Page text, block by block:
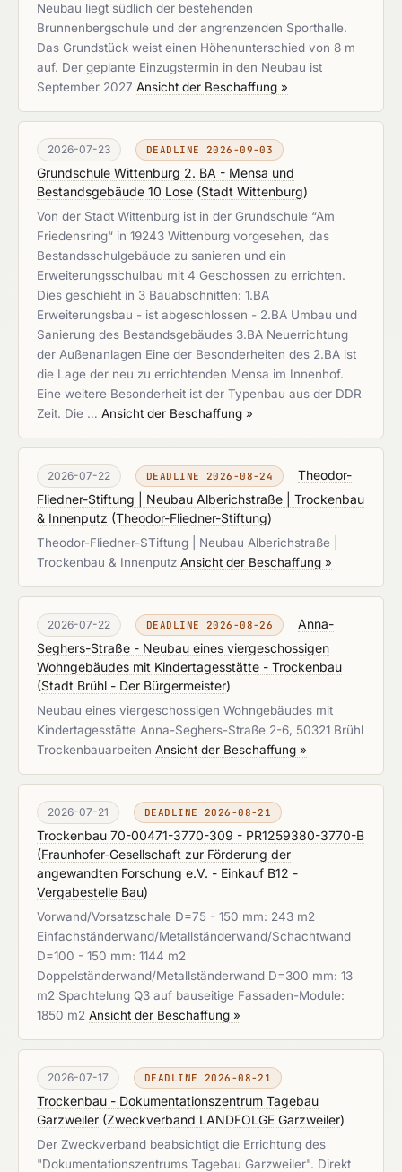
Neubau liegt südlich der bestehenden
Brunnenbergschule und der angrenzenden Sporthalle.
Das Grundstück weist einen Höhenunterschied von 8 m
auf. Der geplante Einzugstermin in den Neubau ist
September 2027 Ansicht der Beschaffung »
2026-07-23 DEADLINE 2026-09-03
Grundschule Wittenburg 2. BA - Mensa und
Bestandsgebäude 10 Lose (Stadt Wittenburg)
Von der Stadt Wittenburg ist in der Grundschule “Am
Friedensring“ in 19243 Wittenburg vorgesehen, das
Bestandsschulgebäude zu sanieren und ein
Erweiterungsschulbau mit 4 Geschossen zu errichten.
Dies geschieht in 3 Bauabschnitten: 1.BA
Erweiterungsbau - ist abgeschlossen - 2.BA Umbau und
Sanierung des Bestandsgebäudes 3.BA Neuerrichtung
der Außenanlagen Eine der Besonderheiten des 2.BA ist
die Lage der neu zu errichtenden Mensa im Innenhof.
Eine weitere Besonderheit ist der Typenbau aus der DDR
Zeit. Die … Ansicht der Beschaffung »
2026-07-22 DEADLINE 2026-08-24
Theodor-
Fliedner-Stiftung | Neubau Alberichstraße | Trockenbau
& Innenputz (Theodor-Fliedner-Stiftung)
Theodor-Fliedner-STiftung | Neubau Alberichstraße |
Trockenbau & Innenputz Ansicht der Beschaffung »
2026-07-22 DEADLINE 2026-08-26
Anna-
Seghers-Straße - Neubau eines viergeschossigen
Wohngebäudes mit Kindertagesstätte - Trockenbau
(Stadt Brühl - Der Bürgermeister)
Neubau eines viergeschossigen Wohngebäudes mit
Kindertagesstätte Anna-Seghers-Straße 2-6, 50321 Brühl
Trockenbauarbeiten Ansicht der Beschaffung »
2026-07-21 DEADLINE 2026-08-21
Trockenbau 70-00471-3770-309 - PR1259380-3770-B
(Fraunhofer-Gesellschaft zur Förderung der
angewandten Forschung e.V. - Einkauf B12 -
Vergabestelle Bau)
Vorwand/Vorsatzschale D=75 - 150 mm: 243 m2
Einfachständerwand/Metallständerwand/Schachtwand
D=100 - 150 mm: 1144 m2
Doppelständerwand/Metallständerwand D=300 mm: 13
m2 Spachtelung Q3 auf bauseitige Fassaden-Module:
1850 m2 Ansicht der Beschaffung »
2026-07-17 DEADLINE 2026-08-21
Trockenbau - Dokumentationszentrum Tagebau
Garzweiler (Zweckverband LANDFOLGE Garzweiler)
Der Zweckverband beabsichtigt die Errichtung des
"Dokumentationszentrums Tagebau Garzweiler". Direkt